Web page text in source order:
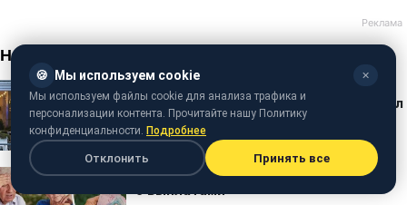
🍪 Мы используем cookie ✕
Мы используем файлы cookie для анализа трафика и
персонализации контента. Прочитайте нашу Политику
конфиденциальности. Подробнее
Отклонить Принять все